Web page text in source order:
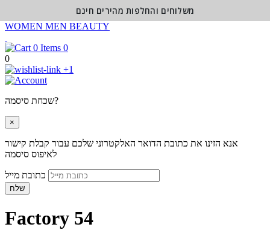
WOMEN MEN BEAUTY
0
0
+1
שכחת סיסמה?
×
אנא הזינו את כתובת הדואר האלקטרוני שלכם עבור קבלת קישור
לאיפוס סיסמה
שלח
Factory 54
משלוחים והחלפות מהירים חינם